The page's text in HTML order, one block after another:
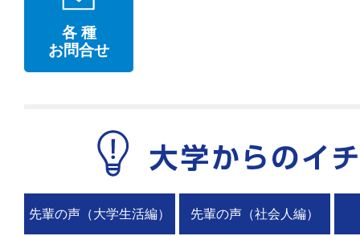
各 種
お問合せ
先輩の声（大学生活編） 先輩の声（社会人編）